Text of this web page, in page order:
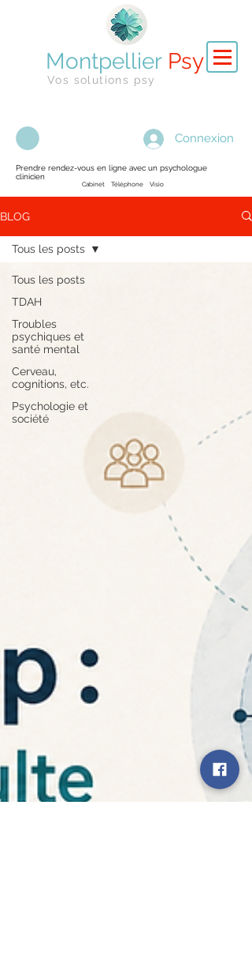
Montpellier Psy
Vos solutions psy
Connexion
Prendre rendez-vous en ligne avec un psychologue
clinicien
Cabinet Téléphone Visio
BLOG
Tous les posts
TDAH
Troubles
psychiques et
santé mental
Cerveau,
cognitions, etc.
Psychologie et
société
Tous les posts